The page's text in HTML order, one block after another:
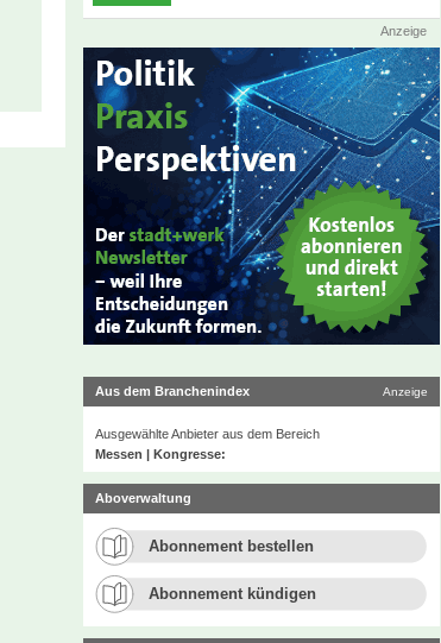
Anzeige
Aus dem Branchenindex Anzeige
Ausgewählte Anbieter aus dem Bereich
Messen | Kongresse:
Aboverwaltung
Abonnement bestellen
Abonnement kündigen